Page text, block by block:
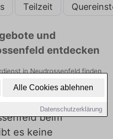
Alle Cookies ablehnen
Datenschutzerklärung
Teilzeit
und
entdecken
in Neudrossenfeld finden
Sie freie Optionen von Top-
noch heute.
beim
es keine